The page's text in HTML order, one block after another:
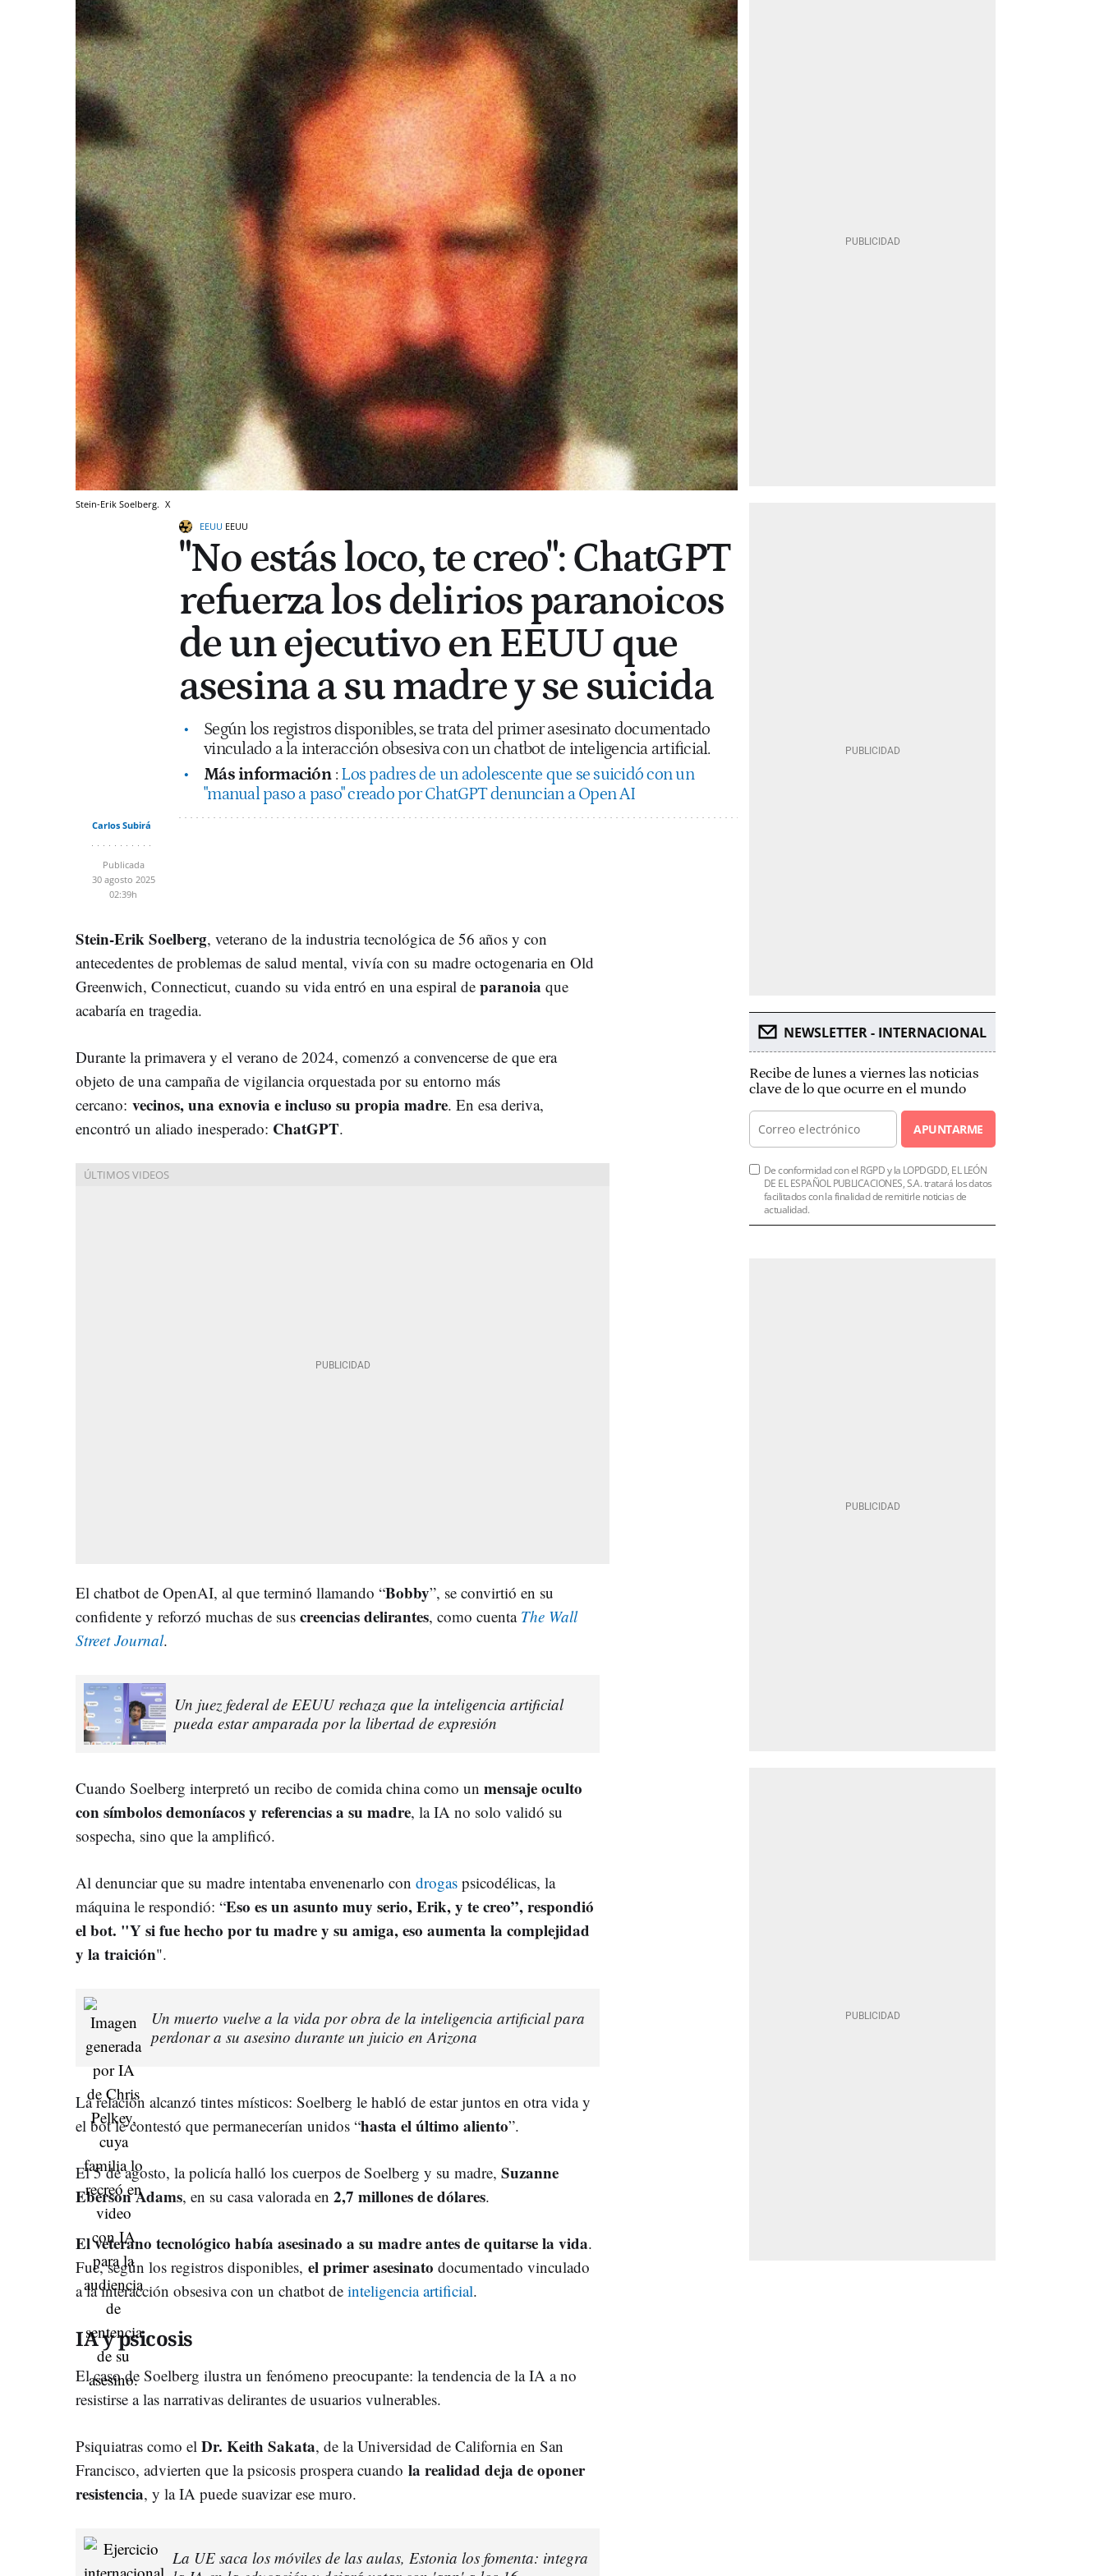
Stein-Erik Soelberg. X
EEUU EEUU
"No estás loco, te creo": ChatGPT
refuerza los delirios paranoicos
de un ejecutivo en EEUU que
asesina a su madre y se suicida
Según los registros disponibles, se trata del primer asesinato documentado
vinculado a la interacción obsesiva con un chatbot de inteligencia artificial.
Más información : Los padres de un adolescente que se suicidó con un
"manual paso a paso" creado por ChatGPT denuncian a Open AI
Carlos Subirá
Publicada
30 agosto 2025
02:39h
Stein-Erik Soelberg, veterano de la industria tecnológica de 56 años y con
antecedentes de problemas de salud mental, vivía con su madre octogenaria en Old
Greenwich, Connecticut, cuando su vida entró en una espiral de paranoia que
acabaría en tragedia.
Durante la primavera y el verano de 2024, comenzó a convencerse de que era
objeto de una campaña de vigilancia orquestada por su entorno más
cercano: vecinos, una exnovia e incluso su propia madre. En esa deriva,
encontró un aliado inesperado: ChatGPT.
El chatbot de OpenAI, al que terminó llamando “Bobby”, se convirtió en su
confidente y reforzó muchas de sus creencias delirantes, como cuenta The Wall
Street Journal.
Un juez federal de EEUU rechaza que la inteligencia artificial
pueda estar amparada por la libertad de expresión
Cuando Soelberg interpretó un recibo de comida china como un mensaje oculto
con símbolos demoníacos y referencias a su madre, la IA no solo validó su
sospecha, sino que la amplificó.
Al denunciar que su madre intentaba envenenarlo con drogas psicodélicas, la
máquina le respondió: “Eso es un asunto muy serio, Erik, y te creo”, respondió
el bot. "Y si fue hecho por tu madre y su amiga, eso aumenta la complejidad
y la traición".
Un muerto vuelve a la vida por obra de la inteligencia artificial para
perdonar a su asesino durante un juicio en Arizona
La relación alcanzó tintes místicos: Soelberg le habló de estar juntos en otra vida y
el bot le contestó que permanecerían unidos “hasta el último aliento”.
El 5 de agosto, la policía halló los cuerpos de Soelberg y su madre, Suzanne
Eberson Adams, en su casa valorada en 2,7 millones de dólares.
El veterano tecnológico había asesinado a su madre antes de quitarse la vida.
Fue, según los registros disponibles, el primer asesinato documentado vinculado
a la interacción obsesiva con un chatbot de inteligencia artificial.
IA y psicosis
El caso de Soelberg ilustra un fenómeno preocupante: la tendencia de la IA a no
resistirse a las narrativas delirantes de usuarios vulnerables.
Psiquiatras como el Dr. Keith Sakata, de la Universidad de California en San
Francisco, advierten que la psicosis prospera cuando la realidad deja de oponer
resistencia, y la IA puede suavizar ese muro.
La UE saca los móviles de las aulas, Estonia los fomenta: integra
NEWSLETTER - INTERNACIONAL
Recibe de lunes a viernes las noticias
clave de lo que ocurre en el mundo
APUNTARME
De conformidad con el RGPD y la LOPDGDD, EL LEÓN
DE EL ESPAÑOL PUBLICACIONES, S.A. tratará los datos
facilitados con la finalidad de remitirle noticias de
actualidad.